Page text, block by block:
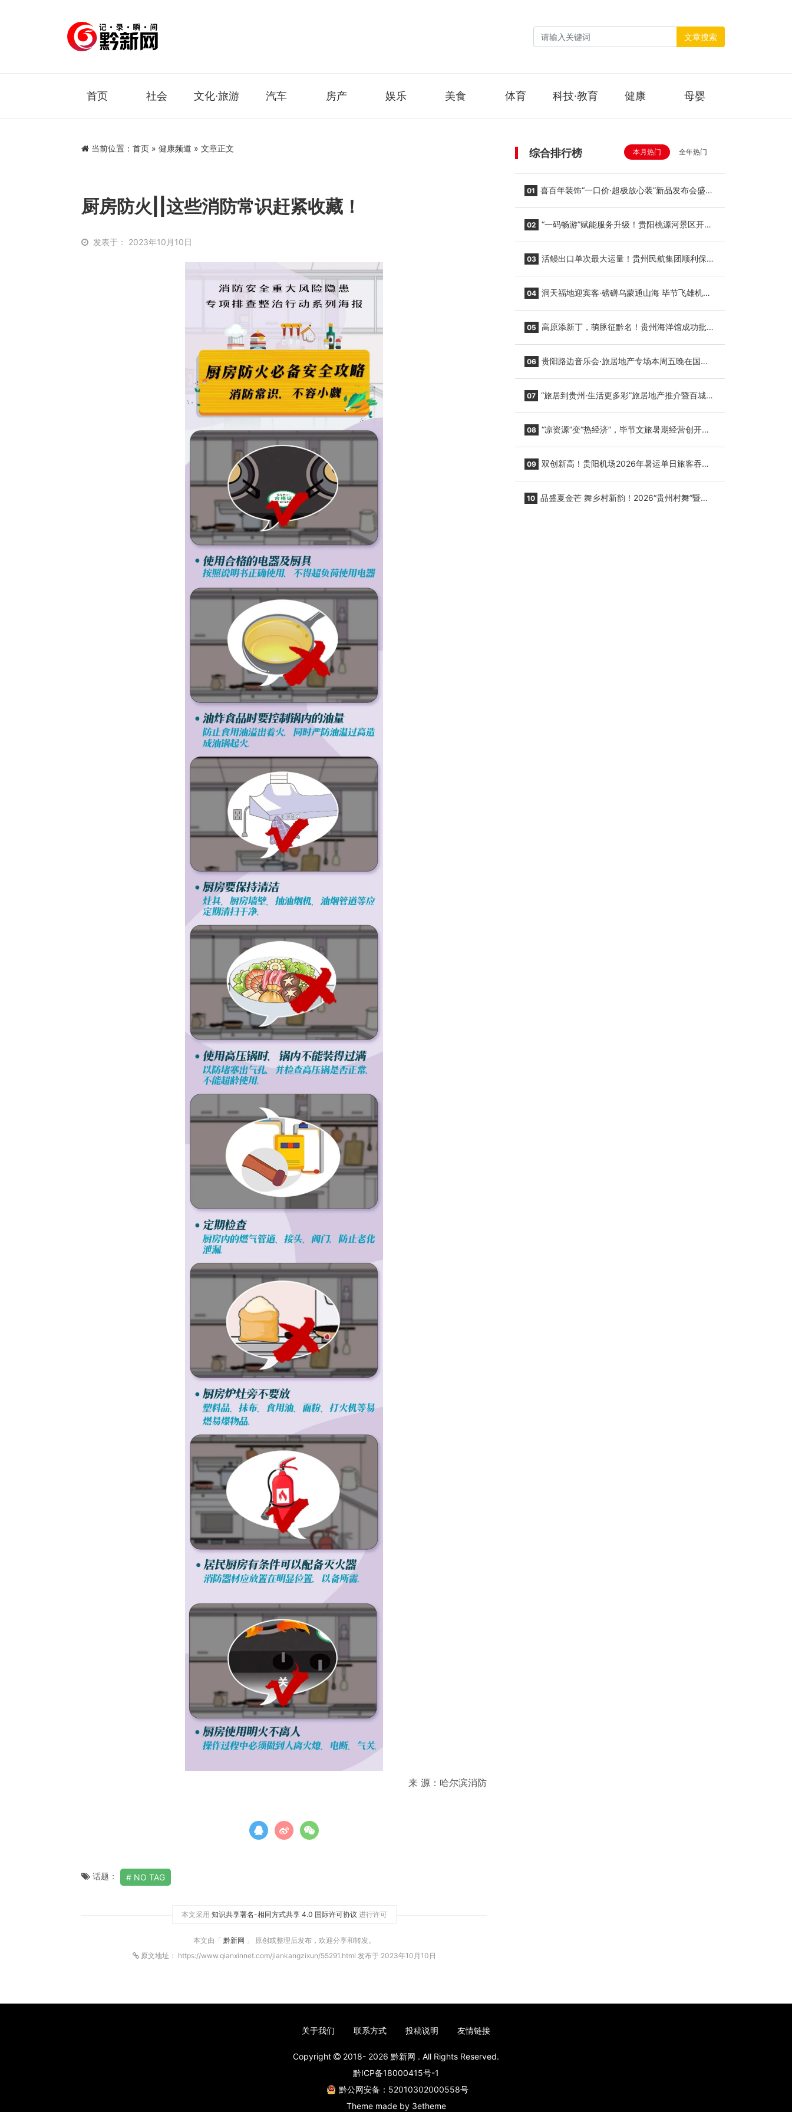
文章搜索
首页 社会 文化·旅游 汽车 房产 娱乐 美食 体育 科技·教育 健康 母婴
当前位置： 首页 » 健康频道 » 文章正文
厨房防火||这些消防常识赶紧收藏！
发表于： 2023年10月10日
来 源：哈尔滨消防
话题： NO TAG
本文采用 知识共享署名-相同方式共享 4.0 国际许可协议 进行许可
本文由「 黔新网 」 原创或整理后发布，欢迎分享和转发。
原文地址： https://www.qianxinnet.com/jiankangzixun/55291.html 发布于 2023年10月10日
综合排行榜 本月热门 全年热门
01 喜百年装饰“一口价·超极放心装”新品发布会盛大
02 “一码畅游”赋能服务升级！贵阳桃源河景区开
03 活鳗出口单次最大运量！贵州民航集团顺利保障
04 洞天福地迎宾客·磅礴乌蒙通山海 毕节飞雄机场
05 高原添新丁，萌豚征黔名！贵州海洋馆成功批量
06 贵阳路边音乐会·旅居地产专场本周五晚在国际
07 “旅居到贵州·生活更多彩”旅居地产推介暨百城千
08 “凉资源”变“热经济”，毕节文旅暑期经营创开门
09 双创新高！贵阳机场2026年暑运单日旅客吞吐
10 品盛夏金芒 舞乡村新韵！2026“贵州村舞”暨望
关于我们 联系方式 投稿说明 友情链接
Copyright 2018- 2026 黔新网 . All Rights Reserved.
黔ICP备18000415号-1
黔公网安备：52010302000558号
Theme made by 3etheme